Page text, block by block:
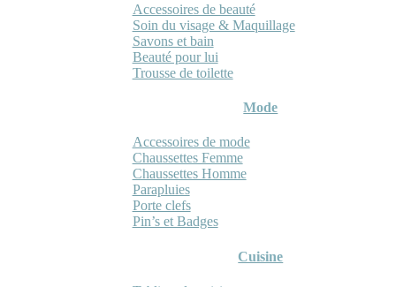
Accessoires de beauté
Soin du visage & Maquillage
Savons et bain
Beauté pour lui
Trousse de toilette
Mode
Accessoires de mode
Chaussettes Femme
Chaussettes Homme
Parapluies
Porte clefs
Pin’s et Badges
Cuisine